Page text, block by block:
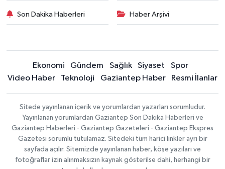
Son Dakika Haberleri Haber Arşivi
Ekonomi Gündem Sağlık Siyaset
Spor
Video Haber
Teknoloji Gaziantep Haber Resmi İlanlar
Sitede yayınlanan içerik ve yorumlardan yazarları sorumludur.
Yayınlanan yorumlardan Gaziantep Son Dakika Haberleri ve
Gaziantep Haberleri - Gaziantep Gazeteleri - Gaziantep Ekspres
Gazetesi sorumlu tutulamaz. Sitedeki tüm harici linkler ayrı bir
sayfada açılır. Sitemizde yayınlanan haber, köşe yazıları ve
fotoğraflar izin alınmaksızın kaynak gösterilse dahi, herhangi bir